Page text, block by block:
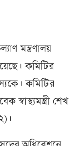
মন্ত্রণালয়
কমিটির
কমিটির
স্বাস্থ্যমন্ত্রী শেখ